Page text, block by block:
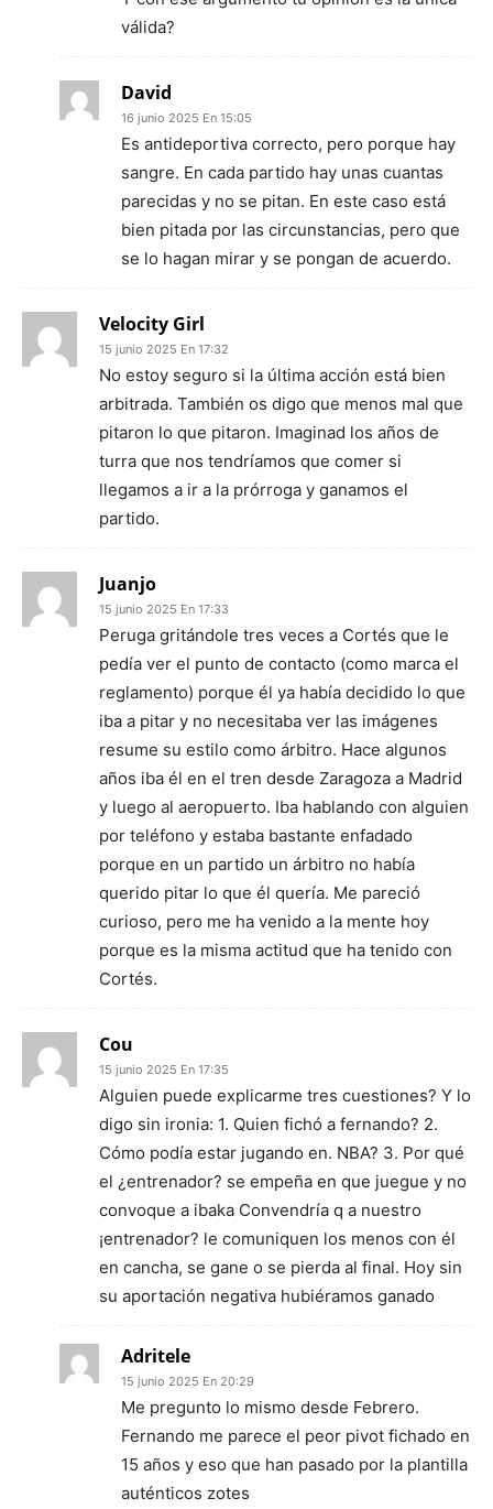
válida?
David
16 junio 2025 En 15:05
Es antideportiva correcto, pero porque hay
sangre. En cada partido hay unas cuantas
parecidas y no se pitan. En este caso está
bien pitada por las circunstancias, pero que
se lo hagan mirar y se pongan de acuerdo.
Velocity Girl
15 junio 2025 En 17:32
No estoy seguro si la última acción está bien
arbitrada. También os digo que menos mal que
pitaron lo que pitaron. Imaginad los años de
turra que nos tendríamos que comer si
llegamos a ir a la prórroga y ganamos el
partido.
Juanjo
15 junio 2025 En 17:33
Peruga gritándole tres veces a Cortés que le
pedía ver el punto de contacto (como marca el
reglamento) porque él ya había decidido lo que
iba a pitar y no necesitaba ver las imágenes
resume su estilo como árbitro. Hace algunos
años iba él en el tren desde Zaragoza a Madrid
y luego al aeropuerto. Iba hablando con alguien
por teléfono y estaba bastante enfadado
porque en un partido un árbitro no había
querido pitar lo que él quería. Me pareció
curioso, pero me ha venido a la mente hoy
porque es la misma actitud que ha tenido con
Cortés.
Cou
15 junio 2025 En 17:35
Alguien puede explicarme tres cuestiones? Y lo
digo sin ironia: 1. Quien fichó a fernando? 2.
Cómo podía estar jugando en. NBA? 3. Por qué
el ¿entrenador? se empeña en que juegue y no
convoque a ibaka Convendría q a nuestro
¡entrenador? le comuniquen los menos con él
en cancha, se gane o se pierda al final. Hoy sin
su aportación negativa hubiéramos ganado
Adritele
15 junio 2025 En 20:29
Me pregunto lo mismo desde Febrero.
Fernando me parece el peor pivot fichado en
15 años y eso que han pasado por la plantilla
auténticos zotes